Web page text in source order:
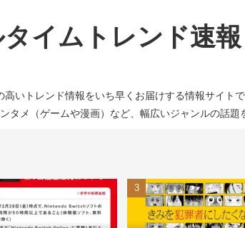
イムトレンド速
いトレンド情報をいち早くお届けする情報サイト
タメ（ゲームや漫画）など、幅広いジャンルの話題